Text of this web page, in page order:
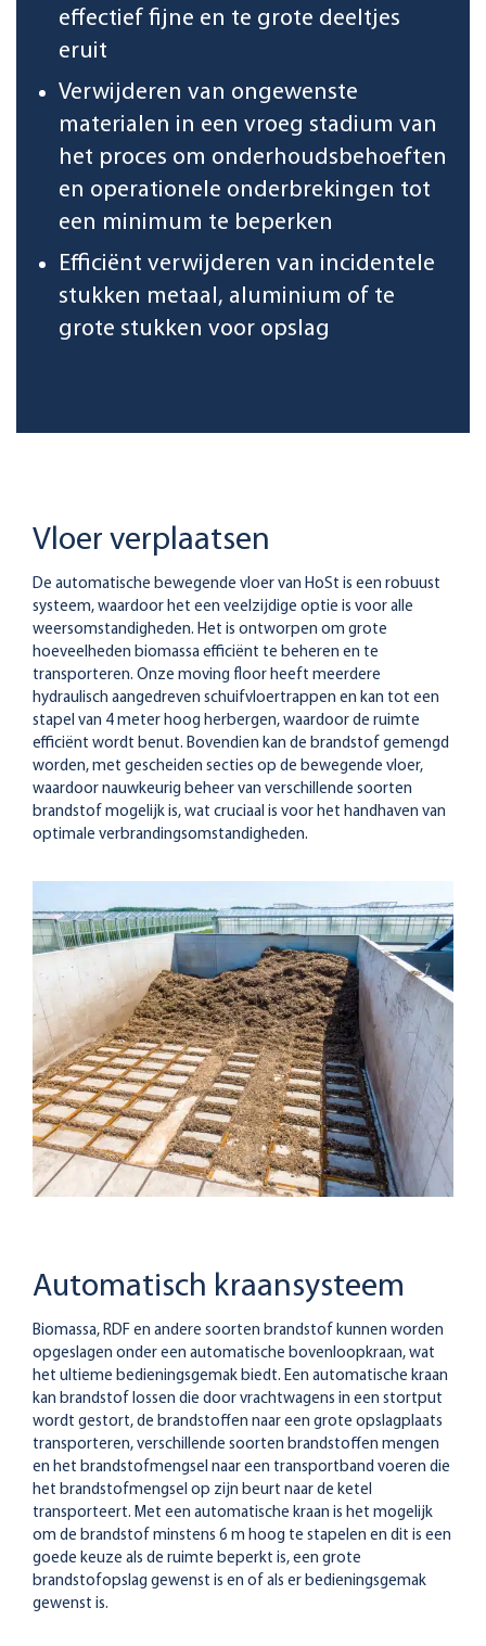
effectief fijne en te grote deeltjes
eruit
Verwijderen van ongewenste
materialen in een vroeg stadium van
het proces om onderhoudsbehoeften
en operationele onderbrekingen tot
een minimum te beperken
Efficiënt verwijderen van incidentele
stukken metaal, aluminium of te
grote stukken voor opslag
Vloer verplaatsen
De automatische bewegende vloer van HoSt is een robuust
systeem, waardoor het een veelzijdige optie is voor alle
weersomstandigheden. Het is ontworpen om grote
hoeveelheden biomassa efficiënt te beheren en te
transporteren. Onze moving floor heeft meerdere
hydraulisch aangedreven schuifvloertrappen en kan tot een
stapel van 4 meter hoog herbergen, waardoor de ruimte
efficiënt wordt benut. Bovendien kan de brandstof gemengd
worden, met gescheiden secties op de bewegende vloer,
waardoor nauwkeurig beheer van verschillende soorten
brandstof mogelijk is, wat cruciaal is voor het handhaven van
optimale verbrandingsomstandigheden.
Automatisch kraansysteem
Biomassa, RDF en andere soorten brandstof kunnen worden
opgeslagen onder een automatische bovenloopkraan, wat
het ultieme bedieningsgemak biedt. Een automatische kraan
kan brandstof lossen die door vrachtwagens in een stortput
wordt gestort, de brandstoffen naar een grote opslagplaats
transporteren, verschillende soorten brandstoffen mengen
en het brandstofmengsel naar een transportband voeren die
het brandstofmengsel op zijn beurt naar de ketel
transporteert. Met een automatische kraan is het mogelijk
om de brandstof minstens 6 m hoog te stapelen en dit is een
goede keuze als de ruimte beperkt is, een grote
brandstofopslag gewenst is en of als er bedieningsgemak
gewenst is.